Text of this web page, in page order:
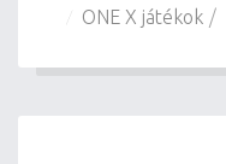
ONE X játékok